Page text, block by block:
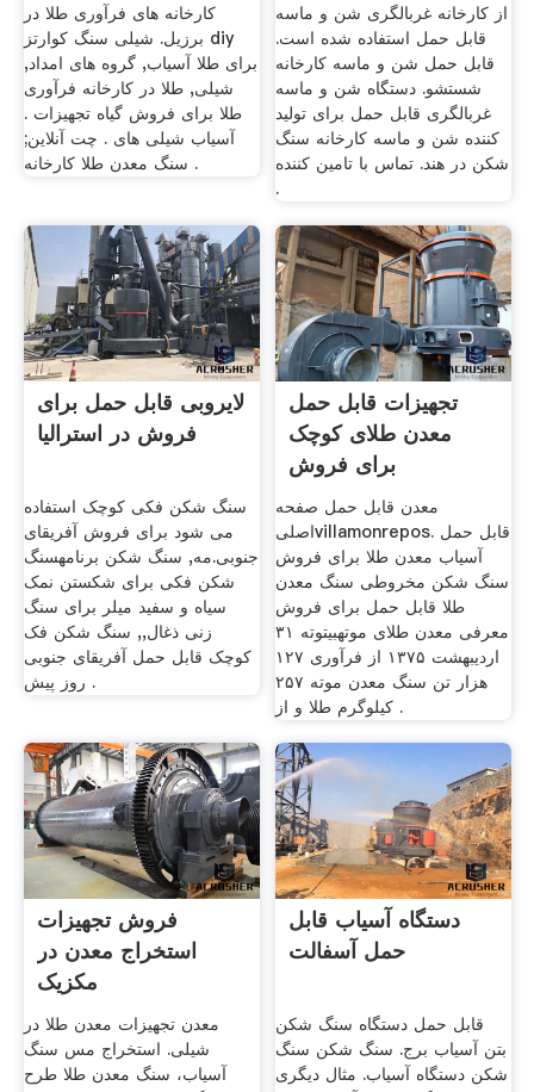
کارخانه های فرآوری طلا در
برزیل. شیلی سنگ کوارتز diy
برای طلا آسیاب, گروه های امداد,
شیلی, طلا در کارخانه فرآوری
طلا برای فروش گیاه تجهیزات .
آسیاب شیلی های . چت آنلاین;
سنگ معدن طلا کارخانه .
از کارخانه غربالگری شن و ماسه
قابل حمل استفاده شده است.
قابل حمل شن و ماسه کارخانه
شستشو. دستگاه شن و ماسه
غربالگری قابل حمل برای تولید
کننده شن و ماسه کارخانه سنگ
شکن در هند. تماس با تامین کننده
.
لایروبی قابل حمل برای
فروش در استرالیا
سنگ شکن فکی کوچک استفاده
می شود برای فروش آفریقای
جنوبی.مه, سنگ شکن برنامهسنگ
شکن فکی برای شکستن نمک
سیاه و سفید میلر برای سنگ
زنی ذغال,, سنگ شکن فک
کوچک قابل حمل آفریقای جنوبی
روز پیش .
تجهیزات قابل حمل
معدن طلای کوچک
برای فروش
معدن قابل حمل صفحه
اصلیvillamonrepos. قابل حمل
آسیاب معدن طلا برای فروش
سنگ شکن مخروطی سنگ معدن
طلا قابل حمل برای فروش
معرفی معدن طلای موتهبیتوته ۳۱
اردیبهشت ۱۳۷۵ از فرآوری ۱۲۷
هزار تن سنگ معدن موته ۲۵۷
کیلوگرم طلا و از .
فروش تجهیزات
استخراج معدن در
مکزیک
معدن تجهیزات معدن طلا در
شیلی. استخراج مس سنگ
آسیاب، سنگ معدن طلا طرح
دستگاه آسیاب قابل
حمل آسفالت
قابل حمل دستگاه سنگ شکن
بتن آسیاب برج. سنگ شکن سنگ
شکن دستگاه آسیاب. مثال دیگری